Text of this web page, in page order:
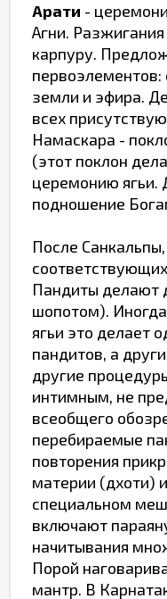
Арати -
Агни.
карпуру.
первоэлементов:
земли и эфира.
всех
Намаскара -
(этот поклон
церемонию ягьи.
подношение
После
Пандиты делают
шопотом).
ягьи это делает
пандитов, а
другие
интимным, не
всеобщего
перебираемые
повторения
материи (дхоти)
специальном
включают
начитывания
Порой
мантр. В